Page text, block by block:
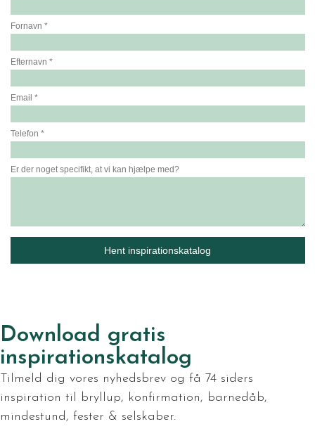
Download gratis
inspirationskatalog
Tilmeld dig vores nyhedsbrev og få 74 siders
inspiration til bryllup, konfirmation, barnedåb,
mindestund, fester & selskaber.